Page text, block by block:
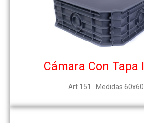
Cámara Con Tapa
Art 151 . Medidas